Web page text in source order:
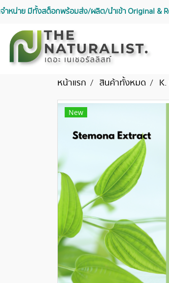
น่าย มีทั้งสต็อกพร้อมส่ง/ผลิต/นำเข้า Original &
หน้าแรก สินค้าทั้งหมด
New